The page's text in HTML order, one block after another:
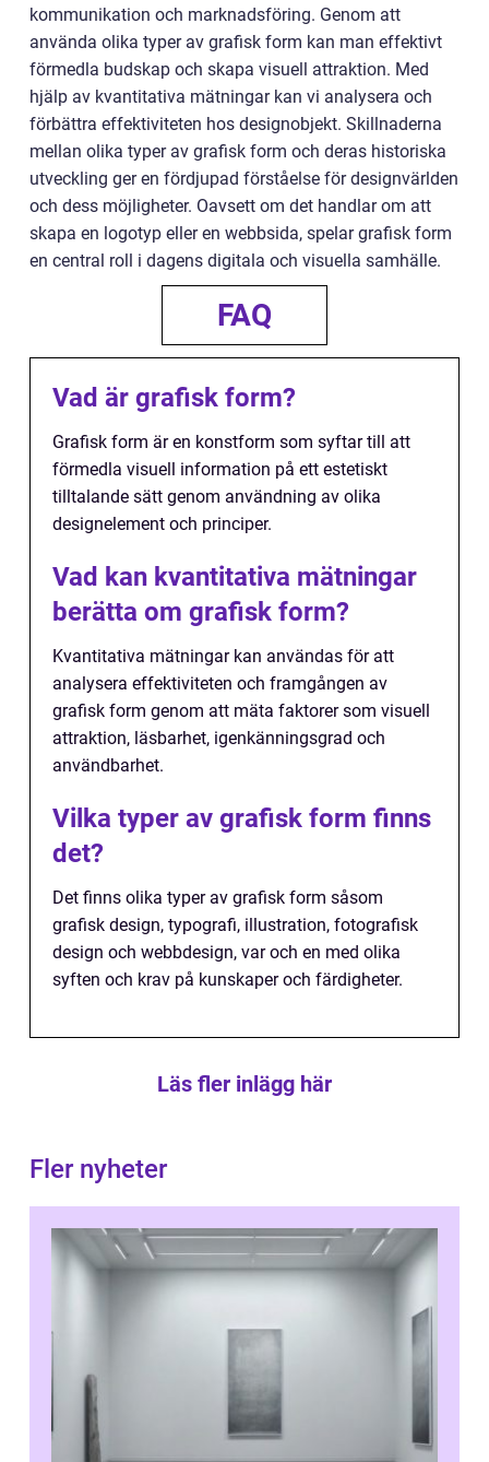
kommunikation och marknadsföring. Genom att
använda olika typer av grafisk form kan man effektivt
förmedla budskap och skapa visuell attraktion. Med
hjälp av kvantitativa mätningar kan vi analysera och
förbättra effektiviteten hos designobjekt. Skillnaderna
mellan olika typer av grafisk form och deras historiska
utveckling ger en fördjupad förståelse för designvärlden
och dess möjligheter. Oavsett om det handlar om att
skapa en logotyp eller en webbsida, spelar grafisk form
en central roll i dagens digitala och visuella samhälle.
FAQ
Vad är grafisk form?
Grafisk form är en konstform som syftar till att
förmedla visuell information på ett estetiskt
tilltalande sätt genom användning av olika
designelement och principer.
Vad kan kvantitativa mätningar
berätta om grafisk form?
Kvantitativa mätningar kan användas för att
analysera effektiviteten och framgången av
grafisk form genom att mäta faktorer som visuell
attraktion, läsbarhet, igenkänningsgrad och
användbarhet.
Vilka typer av grafisk form finns
det?
Det finns olika typer av grafisk form såsom
grafisk design, typografi, illustration, fotografisk
design och webbdesign, var och en med olika
syften och krav på kunskaper och färdigheter.
Läs fler inlägg här
Fler nyheter